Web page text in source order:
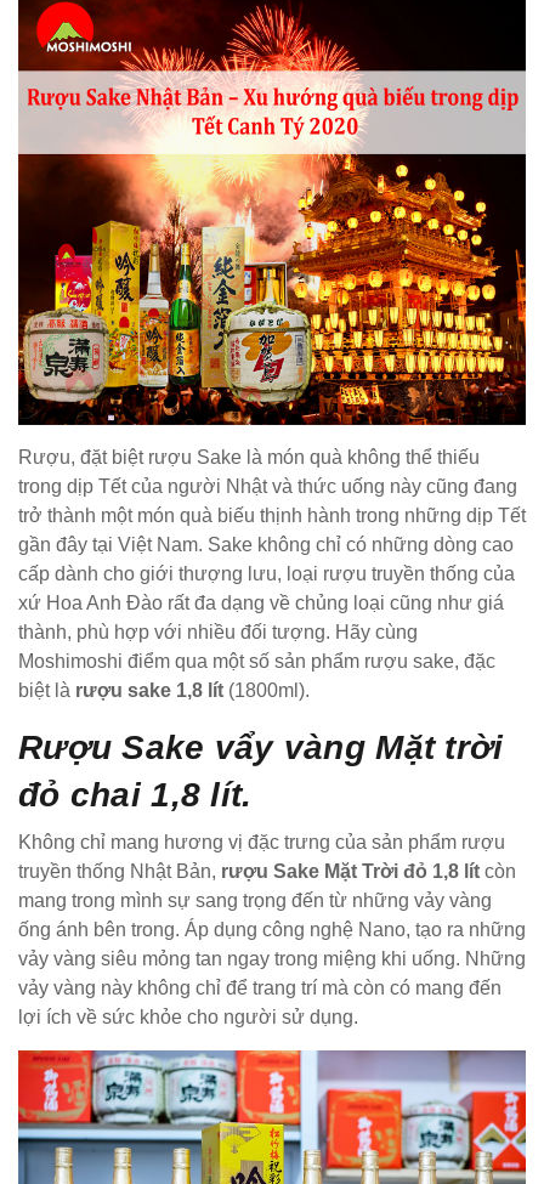
Rượu, đặt biệt rượu Sake là món quà không thể thiếu
trong dịp Tết của người Nhật và thức uống này cũng đang
trở thành một món quà biếu thịnh hành trong những dịp Tết
gần đây tại Việt Nam. Sake không chỉ có những dòng cao
cấp dành cho giới thượng lưu, loại rượu truyền thống của
xứ Hoa Anh Đào rất đa dạng về chủng loại cũng như giá
thành, phù hợp với nhiều đối tượng. Hãy cùng
Moshimoshi điểm qua một số sản phẩm rượu sake, đặc
biệt là rượu sake 1,8 lít (1800ml).
Rượu Sake vẩy vàng Mặt trời
đỏ chai 1,8 lít.
Không chỉ mang hương vị đặc trưng của sản phẩm rượu
truyền thống Nhật Bản, rượu Sake Mặt Trời đỏ 1,8 lít còn
mang trong mình sự sang trọng đến từ những vảy vàng
ống ánh bên trong. Áp dụng công nghệ Nano, tạo ra những
vảy vàng siêu mỏng tan ngay trong miệng khi uống. Những
vảy vàng này không chỉ để trang trí mà còn có mang đến
lợi ích về sức khỏe cho người sử dụng.